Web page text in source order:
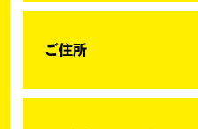
ご住所